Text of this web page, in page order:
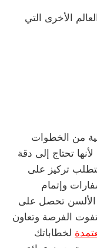
من لغات العالم الأخرى التي
من الخطوات
تحتاج إلى دقة
تركيز على
وإتمام
الألسن تحصل على
الفرصة وتعاون
لخطاباتك